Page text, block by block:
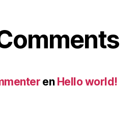
en Hello world!